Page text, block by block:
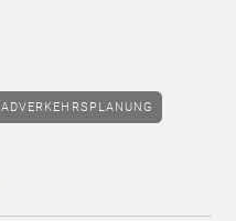
RADVERKEHRSPLANUNG